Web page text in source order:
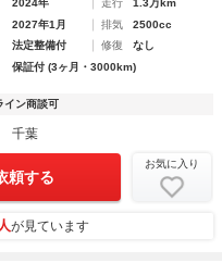
2024年 走行
1.3万km
2027年1月 排気
2500cc
法定整備付 修復
なし
保証付 (3ヶ月・3000km)
イン商談可
千葉
頼する
お気に入り
が見ています